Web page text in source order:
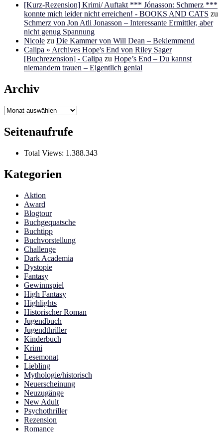
[Kurz-Rezension] Krimi/ Auftakt *** Jónasson: Schmerz ***
konnte mich leider nicht erreichen! - BOOKS AND CATS zu
Schmerz von Jon Atli Jonasson – Interessante Ermittler, aber
nicht genug Spannung
Nicole zu Die Kammer von Will Dean – Beklemmend
Calipa » Archives Hope's End von Riley Sager
[Buchrezension] - Calipa zu Hope’s End – Du kannst
niemandem trauen – Eigentlich genial
Archiv
Archiv
Seitenaufrufe
Total Views: 1.388.343
Kategorien
Aktion
Award
Blogtour
Buchgequatsche
Buchtipp
Buchvorstellung
Challenge
Dark Academia
Dystopie
Fantasy
Gewinnspiel
High Fantasy
Highlights
Historischer Roman
Jugendbuch
Jugendthriller
Kinderbuch
Krimi
Lesemonat
Liebling
Mythologie/historisch
Neuerscheinung
Neuzugänge
New Adult
Psychothriller
Rezension
Romance